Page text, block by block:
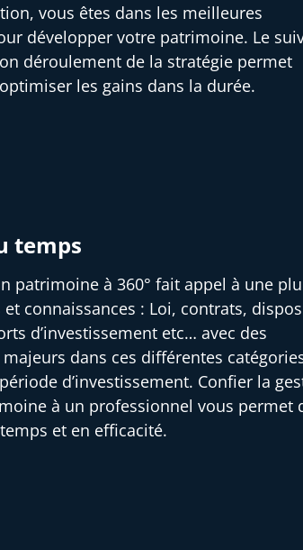
vous êtes dans les meilleures
développer votre patrimoine. Le
déroulement de la stratégie permet
les gains dans la durée.
temps
patrimoine à 360° fait appel à une
connaissances : Loi, contrats,
d’investissement etc… avec des
dans ces différentes
d’investissement. Confier la
à un professionnel vous permet
et en efficacité.